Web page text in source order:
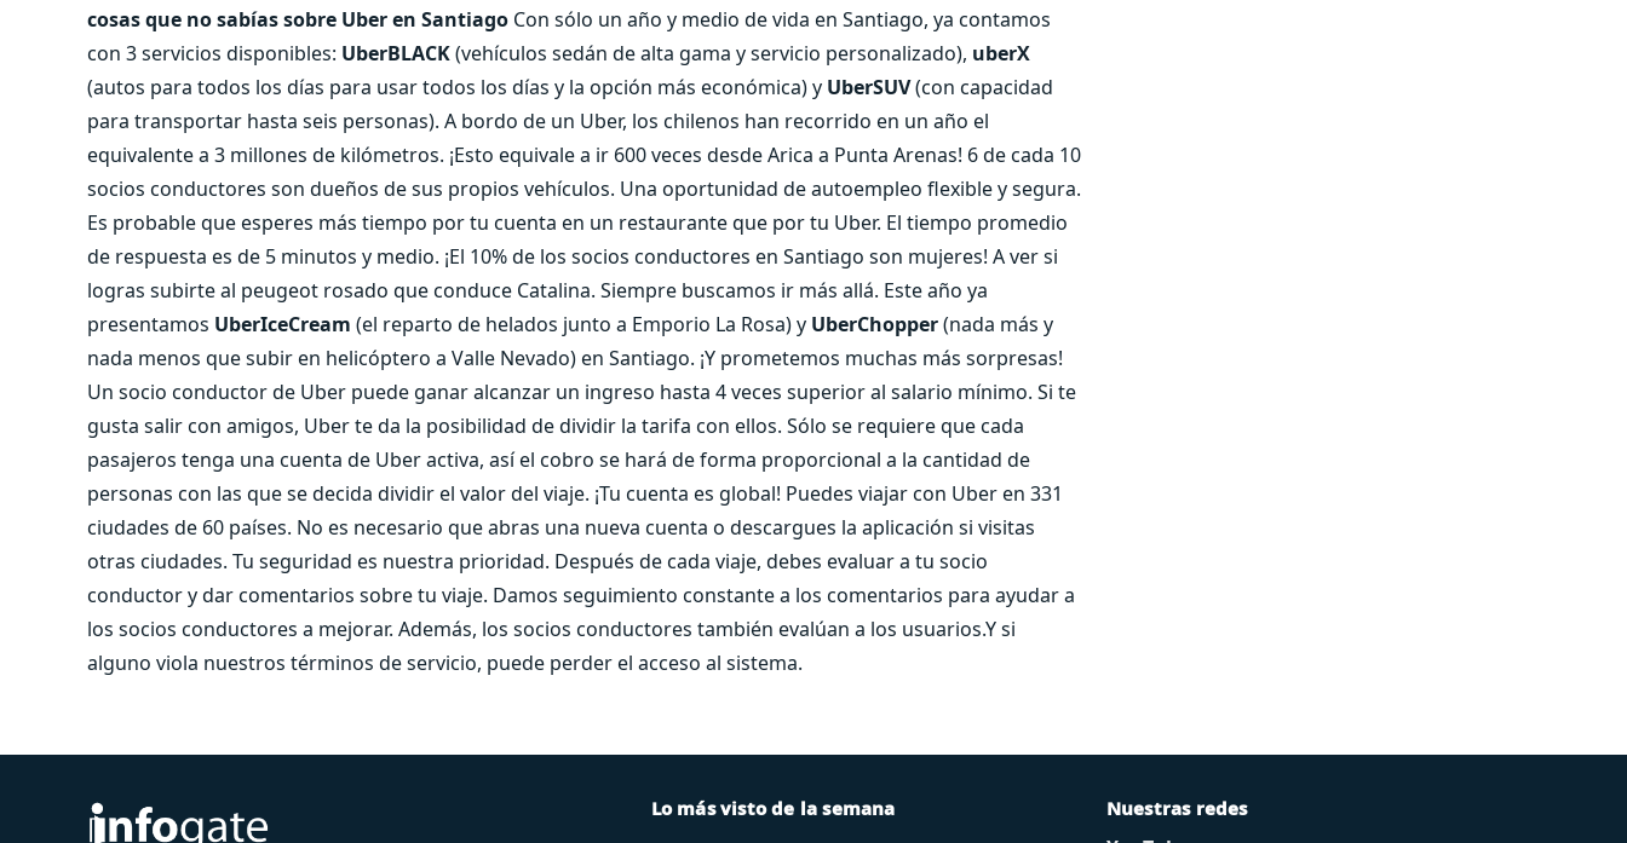
cosas que no sabías sobre Uber en Santiago Con sólo un año y medio de vida en Santiago, ya contamos
con 3 servicios disponibles: UberBLACK(vehículos sedán de alta gama y servicio personalizado), uberX
(autos para todos los días para usar todos los días y la opción más económica) y UberSUV(con capacidad
para transportar hasta seis personas). A bordo de un Uber, los chilenos han recorrido en un año el
equivalente a 3 millones de kilómetros. ¡Esto equivale a ir 600 veces desde Arica a Punta Arenas! 6 de cada 10
socios conductores son dueños de sus propios vehículos. Una oportunidad de autoempleo flexible y segura.
Es probable que esperes más tiempo por tu cuenta en un restaurante que por tu Uber. El tiempo promedio
de respuesta es de 5 minutos y medio. ¡El 10% de los socios conductores en Santiago son mujeres! A ver si
logras subirte al peugeot rosado que conduce Catalina. Siempre buscamos ir más allá. Este año ya
presentamos UberIceCream (el reparto de helados junto a Emporio La Rosa) y UberChopper(nada más y
nada menos que subir en helicóptero a Valle Nevado) en Santiago. ¡Y prometemos muchas más sorpresas!
Un socio conductor de Uber puede ganar alcanzar un ingreso hasta 4 veces superior al salario mínimo. Si te
gusta salir con amigos, Uber te da la posibilidad de dividir la tarifa con ellos. Sólo se requiere que cada
pasajeros tenga una cuenta de Uber activa, así el cobro se hará de forma proporcional a la cantidad de
personas con las que se decida dividir el valor del viaje. ¡Tu cuenta es global! Puedes viajar con Uber en 331
ciudades de 60 países. No es necesario que abras una nueva cuenta o descargues la aplicación si visitas
otras ciudades. Tu seguridad es nuestra prioridad. Después de cada viaje, debes evaluar a tu socio
conductor y dar comentarios sobre tu viaje. Damos seguimiento constante a los comentarios para ayudar a
los socios conductores a mejorar. Además, los socios conductores también evalúan a los usuarios.Y si
alguno viola nuestros términos de servicio, puede perder el acceso al sistema.
Lo más visto de la semana Nuestras redes